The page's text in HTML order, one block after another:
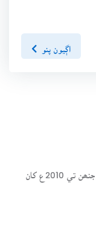
اڳيون پنو
سنڌسلامت ڪتاب گهر ھڪ آن لائين لائبريري آھي، جنھن تي 2010ع کان